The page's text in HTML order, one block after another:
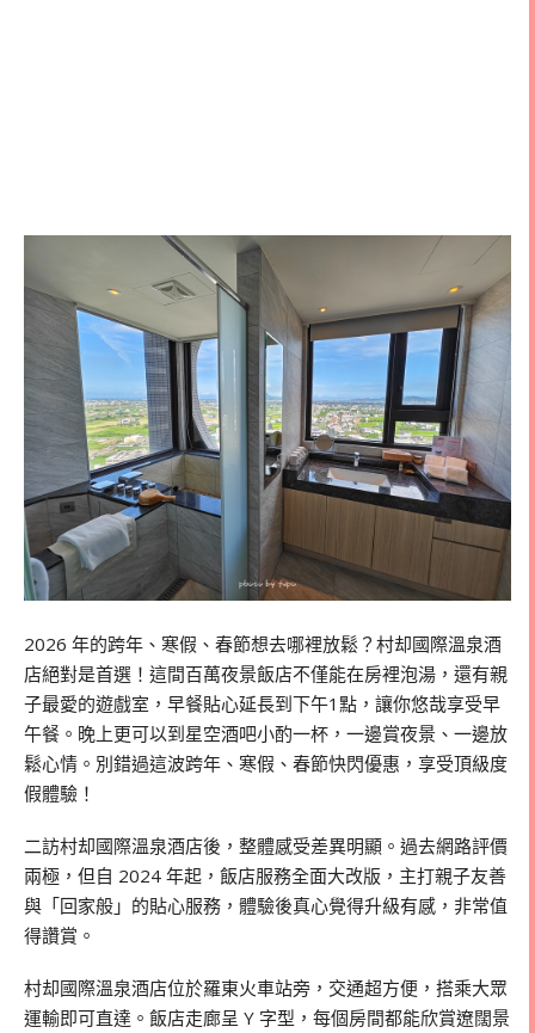
2026 年的跨年、寒假、春節想去哪裡放鬆？村却國際溫泉酒
店絕對是首選！這間百萬夜景飯店不僅能在房裡泡湯，還有親
子最愛的遊戲室，早餐貼心延長到下午1點，讓你悠哉享受早
午餐。晚上更可以到星空酒吧小酌一杯，一邊賞夜景、一邊放
鬆心情。別錯過這波跨年、寒假、春節快閃優惠，享受頂級度
假體驗！
二訪村却國際溫泉酒店後，整體感受差異明顯。過去網路評價
兩極，但自 2024 年起，飯店服務全面大改版，主打親子友善
與「回家般」的貼心服務，體驗後真心覺得升級有感，非常值
得讚賞。
村却國際溫泉酒店位於羅東火車站旁，交通超方便，搭乘大眾
運輸即可直達。飯店走廊呈 Y 字型，每個房間都能欣賞遼闊景